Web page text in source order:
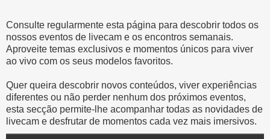
Consulte regularmente esta página para descobrir todos os
nossos eventos de livecam e os encontros semanais.
Aproveite temas exclusivos e momentos únicos para viver
ao vivo com os seus modelos favoritos.
Quer queira descobrir novos conteúdos, viver experiências
diferentes ou não perder nenhum dos próximos eventos,
esta secção permite-lhe acompanhar todas as novidades de
livecam e desfrutar de momentos cada vez mais imersivos.